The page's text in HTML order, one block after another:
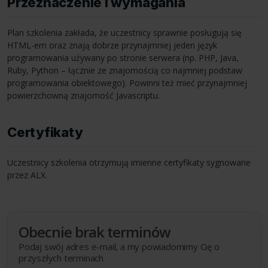
Plan szkolenia zakłada, że uczestnicy sprawnie posługują się
HTML-em oraz znają dobrze przynajmniej jeden język
programowania używany po stronie serwera (np. PHP, Java,
Ruby, Python – łącznie ze znajomością co najmniej podstaw
programowania obiektowego). Powinni też mieć przynajmniej
powierzchowną znajomość Javascriptu.
Certyfikaty
Uczestnicy szkolenia otrzymują imienne certyfikaty sygnowane
przez ALX.
Obecnie brak terminów
Podaj swój adres e-mail, a my powiadomimy Cię o
przyszłych terminach